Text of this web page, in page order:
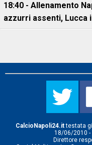
18:40 - Allenamento
azzurri assenti, Lucca
CalcioNapoli24.ittestata
18/06/2010 -
Direttore